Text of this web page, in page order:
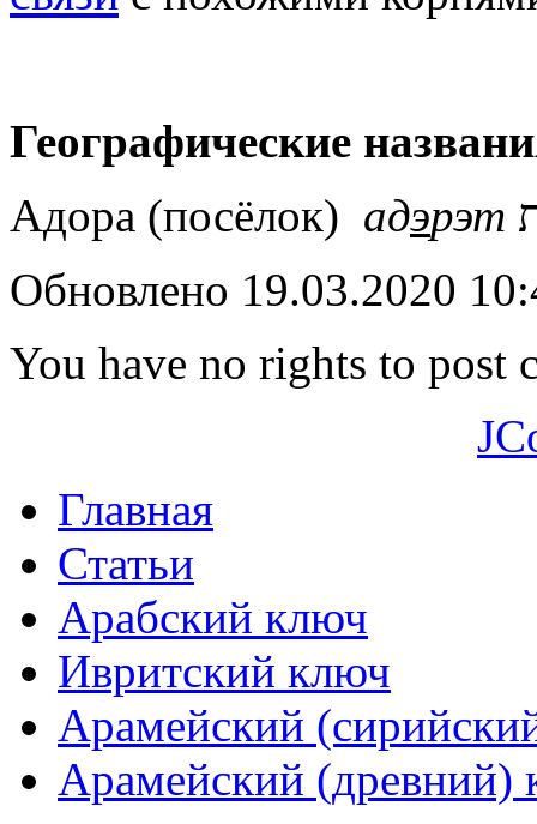
Географические
Адора (посёлок) адэрэт
Обновлено 19.03.2020
You have no rights to post
Главная
Статьи
Арабский ключ
Ивритский ключ
Арамейский
Арамейский (древний)